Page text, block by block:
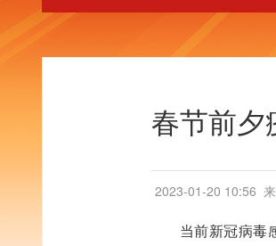
春节前夕
2023-01-20 10:56
当前新冠病毒